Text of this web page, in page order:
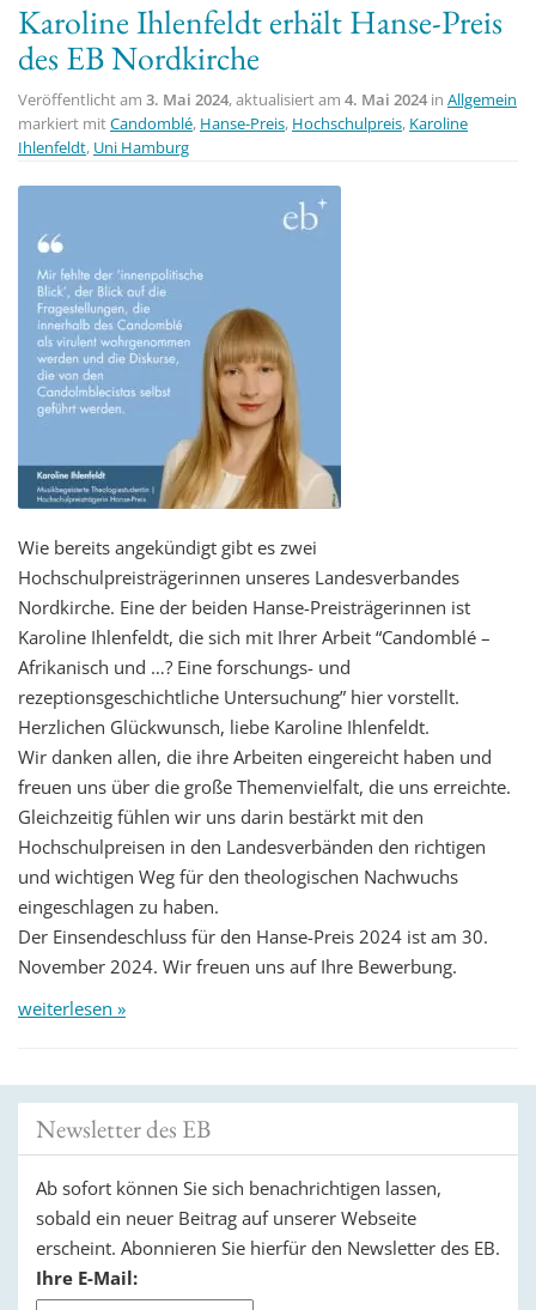
t
Karoline Ihlenfeldt erhält Hanse-Preis
des EB Nordkirche
Veröffentlicht am 3. Mai 2024, aktualisiert am 4. Mai 2024 in Allgemein
markiert mitCandomblé, Hanse-Preis, Hochschulpreis, Karoline
Ihlenfeldt, Uni Hamburg
Wie bereits angekündigt gibt es zwei
Hochschulpreisträgerinnen unseres Landesverbandes
Nordkirche. Eine der beiden Hanse-Preisträgerinnen ist
Karoline Ihlenfeldt, die sich mit Ihrer Arbeit “Candomblé –
Afrikanisch und …? Eine forschungs- und
rezeptionsgeschichtliche Untersuchung” hier vorstellt.
Herzlichen Glückwunsch, liebe Karoline Ihlenfeldt.
Wir danken allen, die ihre Arbeiten eingereicht haben und
freuen uns über die große Themenvielfalt, die uns erreichte.
Gleichzeitig fühlen wir uns darin bestärkt mit den
Hochschulpreisen in den Landesverbänden den richtigen
und wichtigen Weg für den theologischen Nachwuchs
eingeschlagen zu haben.
Der Einsendeschluss für den Hanse-Preis 2024 ist am 30.
November 2024. Wir freuen uns auf Ihre Bewerbung.
weiterlesen »
Newsletter des EB
Ab sofort können Sie sich benachrichtigen lassen,
sobald ein neuer Beitrag auf unserer Webseite
erscheint. Abonnieren Sie hierfür den Newsletter des EB.
Ihre E-Mail: